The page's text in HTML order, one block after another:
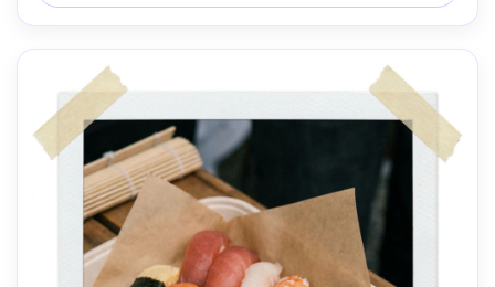
haute résolution, mise au point nette-AR 4:5